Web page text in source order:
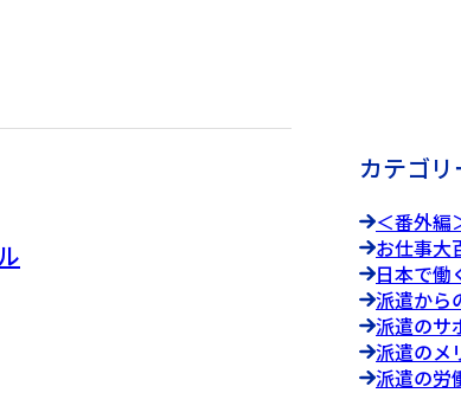
カテゴリ
＜番外編
お仕事大
日本で働
派遣から
派遣のサ
派遣のメ
派遣の労